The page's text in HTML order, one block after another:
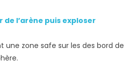
l’arène puis exploser
une zone safe sur les des bord de